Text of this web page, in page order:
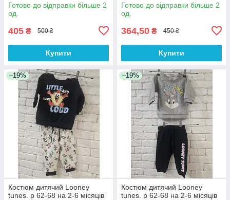
Готово до відправки більше 2
од.
405 ₴ 500 ₴
Купити
Готово до відправки більше 2
од.
364,50 ₴ 450 ₴
Купити
–19%
Костюм дитячий Looney
tunes. р 62-68 на 2-6 місяців
–19%
Костюм дитячий Looney
tunes. р 62-68 на 2-6 місяців